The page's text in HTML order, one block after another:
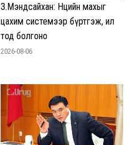
З.Мэндсайхан: Нөөцийн махыг
цахим системээр бүртгэж, ил
тод болгоно
2026-08-06